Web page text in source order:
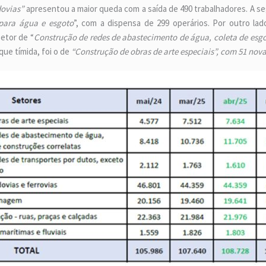
apresentou a maior queda com a saída de 490 trabalhadores. A
água e esgoto”, com a dispensa de 299 operários. Por outro
de “Construção de redes de abastecimento de água, coleta de
tímida, foi o de “Construção de obras de arte especiais”, com 51